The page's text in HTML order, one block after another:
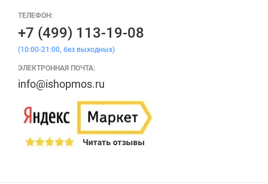
ТЕЛЕФОН:
+7 (499) 113-19-08
(10:00-21:00, без выходных)
ЭЛЕКТРОННАЯ ПОЧТА:
info@ishopmos.ru